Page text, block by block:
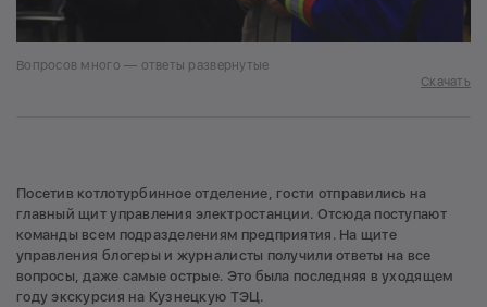
Вопросов много — ответы развернутые
Скачать
Посетив котлотурбинное отделение, гости отправились на
главный щит управления электростанции. Отсюда поступают
команды всем подразделениям предприятия. На щите
управления блогеры и журналисты получили ответы на все
вопросы, даже самые острые. Это была последняя в уходящем
году экскурсия на Кузнецкую ТЭЦ.